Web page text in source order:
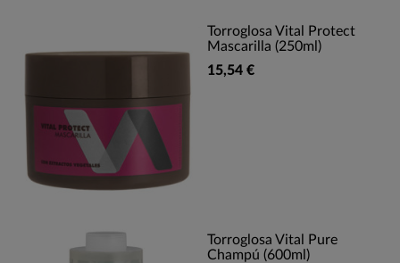
Torroglosa Vital Protect
Mascarilla (250ml)
15,54 €
Torroglosa Vital Pure
Champú (600ml)